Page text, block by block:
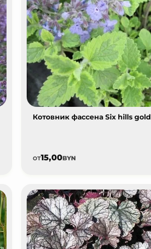
Котовник фассена Six hills gold
от15,00BYN